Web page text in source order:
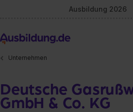
Ausbildung 2026
Unternehmen
Deutsche
GmbH & Co. KG